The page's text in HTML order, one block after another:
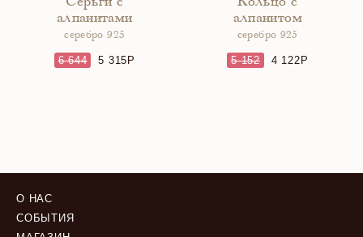
алпанитами
серебро 925
6 644 5 315
алпанитом
серебро 925
5 152 4 122
О НАС
СОБЫТИЯ